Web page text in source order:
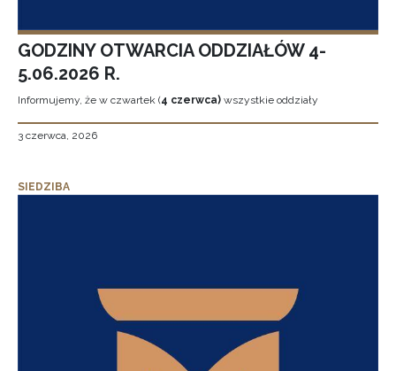
GODZINY OTWARCIA ODDZIAŁÓW 4-
5.06.2026 R.
Informujemy, że w czwartek (4 czerwca) wszystkie oddziały
3 czerwca, 2026
SIEDZIBA